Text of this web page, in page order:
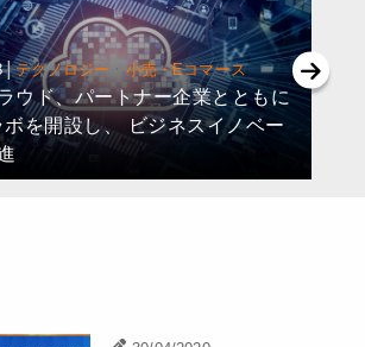
| テクノロジー ·小売・Eコマース
ウド、パートナー企業とともに
ボを開設し、 ビジネスイノベー